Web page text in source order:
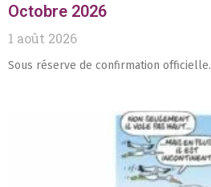
Octobre 2026
1 août 2026
Sous réserve de confirmation officielle.